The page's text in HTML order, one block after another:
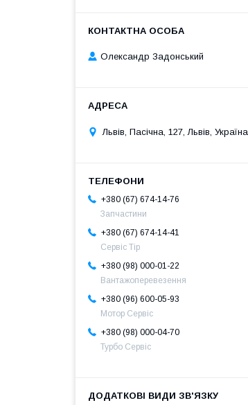
Олександр Задонський
Львів, Пасічна, 127, Львів, Україна
+380 (67) 674-14-76
Запчастини
+380 (67) 674-14-41
Сервіс Тір
+380 (98) 000-01-22
Вантажоперевезення
+380 (96) 600-05-93
Мотор Сервіс
+380 (98) 000-04-70
Турбо Сервіс